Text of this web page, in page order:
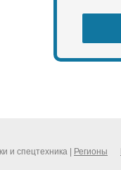
и спецтехника | Регионы